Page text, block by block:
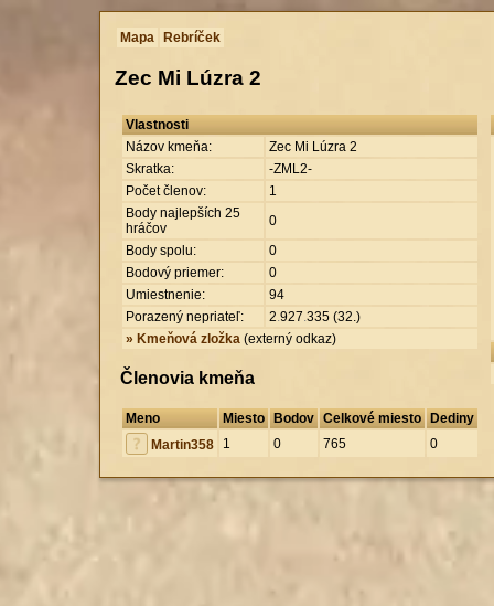
Mapa Rebríček
Zec Mi Lúzra 2
Vlastnosti
Názov kmeňa:
Zec Mi Lúzra 2
Skratka:
-ZML2-
Počet členov:
1
Body najlepších 25
hráčov
0
Body spolu:
0
Bodový priemer:
0
Umiestnenie:
94
Porazený nepriateľ:
2.927.335 (32.)
» Kmeňová zložka (externý odkaz)
Členovia kmeňa
Meno Miesto Bodov Celkové miesto
Dediny
Martin358
1 0 765 0